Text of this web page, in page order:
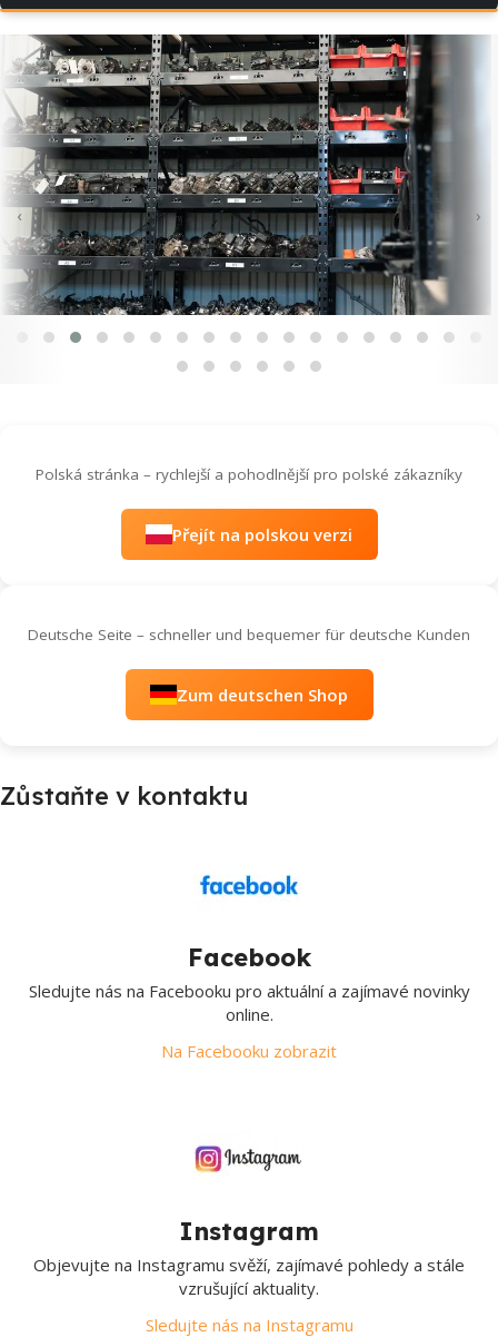
‹ ›
Polská stránka – rychlejší a pohodlnější pro polské zákazníky
Přejít na polskou verzi
Deutsche Seite – schneller und bequemer für deutsche Kunden
Zum deutschen Shop
Zůstaňte v kontaktu
Facebook
Sledujte nás na Facebooku pro aktuální a zajímavé novinky
online.
Na Facebooku zobrazit
Instagram
Objevujte na Instagramu svěží, zajímavé pohledy a stále
vzrušující aktuality.
Sledujte nás na Instagramu